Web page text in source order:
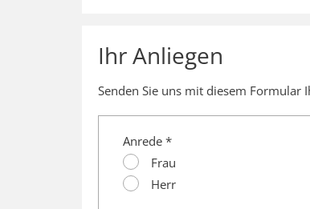
Ihr Anliegen
Senden Sie uns mit diesem Formular
Anrede *
Frau
Herr